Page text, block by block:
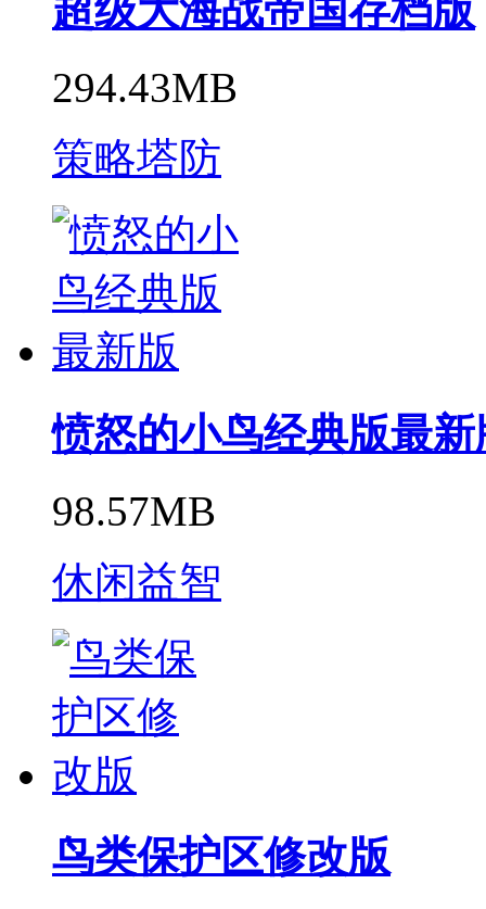
超级大海战帝国存档版
294.43MB
策略塔防
愤怒的小鸟经典版最新
98.57MB
休闲益智
鸟类保护区修改版